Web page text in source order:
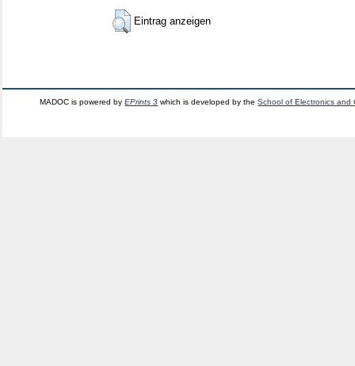
Eintrag anzeigen
MADOC is powered byEPrints 3 which is developed by theSchool of Electronics and